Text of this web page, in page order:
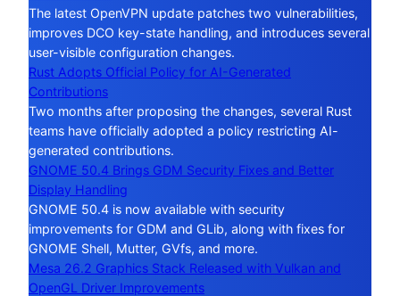
The latest OpenVPN update patches two vulnerabilities,
improves DCO key-state handling, and introduces several
user-visible configuration changes.
Rust Adopts Official Policy for AI-Generated
Contributions
Two months after proposing the changes, several Rust
teams have officially adopted a policy restricting AI-
generated contributions.
GNOME 50.4 Brings GDM Security Fixes and Better
Display Handling
GNOME 50.4 is now available with security
improvements for GDM and GLib, along with fixes for
GNOME Shell, Mutter, GVfs, and more.
Mesa 26.2 Graphics Stack Released with Vulkan and
OpenGL Driver Improvements